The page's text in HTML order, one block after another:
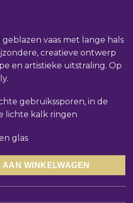
vaas met lange hals
creatieve ontwerp
en artistieke uitstraling. Op
gebruikssporen, in de
lichte kalk ringen
glas
AAN WINKELWAGEN